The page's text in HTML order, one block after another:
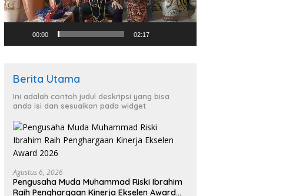
00:00 02:17
Berita Utama
Ini adalah contoh judul deskripsi yang bisa
anda isi dan sesuaikan pada widget
Agustus 6, 2026
Pengusaha Muda Muhammad Riski Ibrahim
Raih Penghargaan Kinerja Ekselen Award